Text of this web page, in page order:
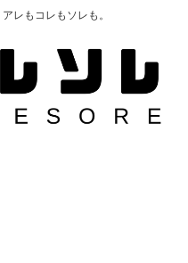
レもコレもソレも。